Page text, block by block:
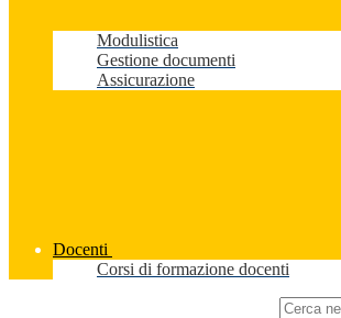
Modulistica
Gestione documenti
Assicurazione
Docenti
Corsi di formazione docenti